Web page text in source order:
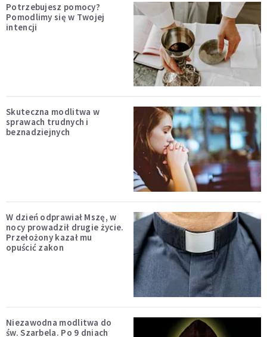
Potrzebujesz pomocy?
Pomodlimy się w Twojej
intencji
Skuteczna modlitwa w
sprawach trudnych i
beznadziejnych
W dzień odprawiał Mszę, w
nocy prowadził drugie życie.
Przełożony kazał mu
opuścić zakon
Niezawodna modlitwa do
św. Szarbela. Po 9 dniach